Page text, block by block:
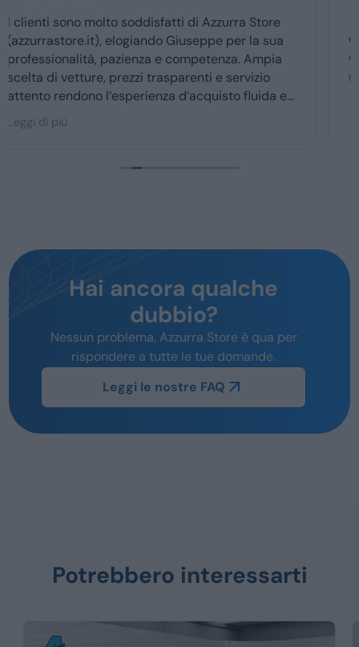
Ottima esperienza con la vs concessionaria.
Giuseppe mi ha coccolato dal momenyo del
ritiro a quello della consegna . Grazie davvero
Hai ancora qualche
dubbio?
Nessun problema, Azzurra Store è qua per
rispondere a tutte le tue domande.
Leggi le nostre FAQ
Potrebbero interessarti